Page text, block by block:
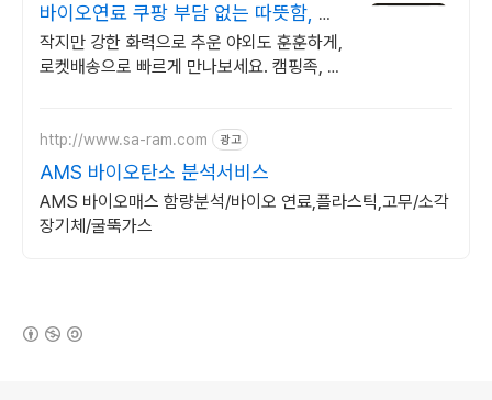
바이오연료 쿠팡 부담 없는 따뜻함, 가
격
작지만 강한 화력으로 추운 야외도 훈훈하게,
로켓배송으로 빠르게 만나보세요. 캠핑족, 건
http://www.sa-ram.com 광고
AMS 바이오탄소 분석서비스
AMS 바이오매스 함량분석/바이오 연료,플라스틱,고무/소각
장기체/굴뚝가스